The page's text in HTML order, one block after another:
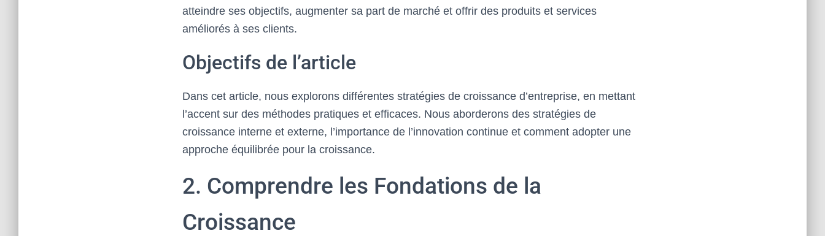
atteindre ses objectifs, augmenter sa part de marché et offrir des produits et services
améliorés à ses clients.
Objectifs de l’article
Dans cet article, nous explorons différentes stratégies de croissance d’entreprise, en mettant
l’accent sur des méthodes pratiques et efficaces. Nous aborderons des stratégies de
croissance interne et externe, l’importance de l’innovation continue et comment adopter une
approche équilibrée pour la croissance.
2. Comprendre les Fondations de la
Croissance